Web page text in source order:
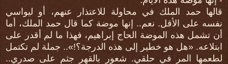
قالها حمد الملك في محاولة للاعتذار عنهم، أو ليواسي
نفسه على الأقل. نعم.. إنها موضة كما قال حمد الملك، أما
أن تشمل هذه الموضة الحاج إبراهيم، فهذا ما لم أقدر على
ابتلاعه. «هل هو خطير إلى هذه الدرجة؟!».. جملة لم تكتمل
لطعمها المر في حلقي. شعور بالقهر جثم على صدري..